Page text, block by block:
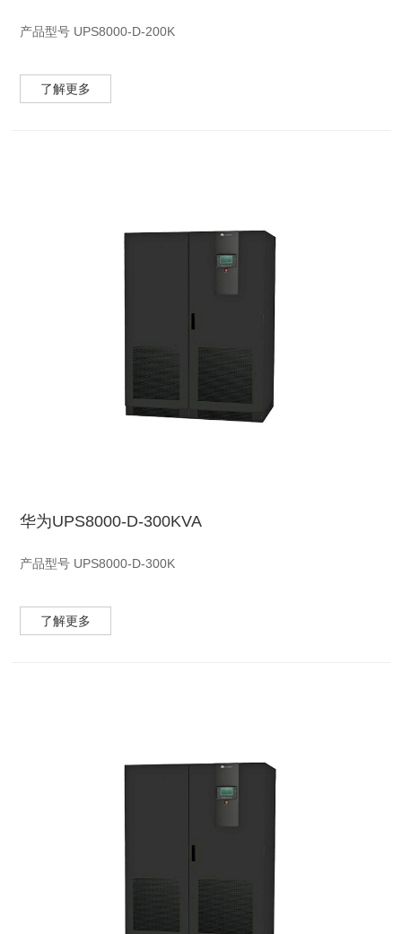
产品型号 UPS8000-D-200K
产品描述PS8000-D-200K是专为大中型数据中心、服务器机房、
网路计算机房、工业设备(如测量装置、工业自动化设备等)、精密
了解更多
华为UPS8000-D-300KVA
产品型号 UPS8000-D-300K
产品描述UPS8000-D-300K是专为大中型数据中心、服务器机
房、网路计算机房、工业设备(如测量装置、工业自动化设备等)、
了解更多